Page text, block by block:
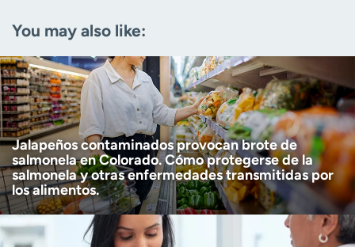
Age disclaimer (Required)
I am over 18
I want to receive health news in:
I want to receive health news in:
You may also like:
Jalapeños contaminados provocan brote de
salmonela en Colorado. Cómo protegerse de la
salmonela y otras enfermedades transmitidas por
los alimentos.